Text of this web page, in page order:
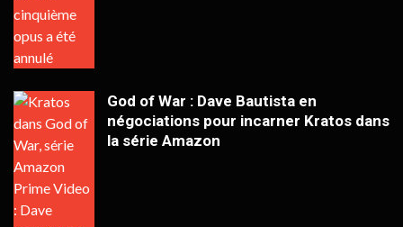
God of War : Dave Bautista en
négociations pour incarner Kratos dans
la série Amazon